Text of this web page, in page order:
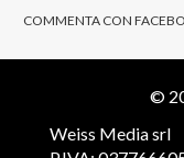
COMMENTA CON
©
Weiss Media srl